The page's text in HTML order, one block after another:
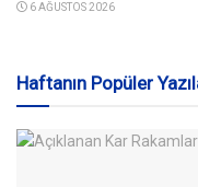
6 AĞUSTOS 2026
Haftanın Popüler